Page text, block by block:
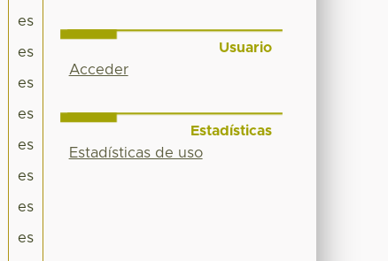
es
es
es
es
es
es
es
es
Usuario
Acceder
Estadísticas
Estadísticas de uso